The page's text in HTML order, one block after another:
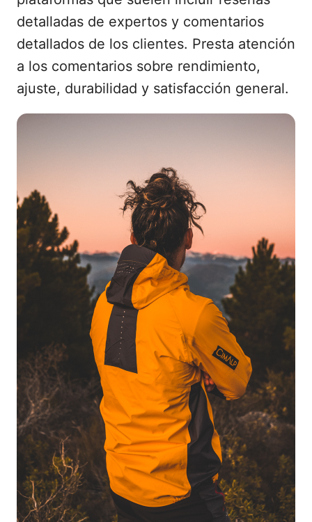
detalladas de expertos y comentarios
detallados de los clientes. Presta atención
a los comentarios sobre rendimiento,
ajuste, durabilidad y satisfacción general.